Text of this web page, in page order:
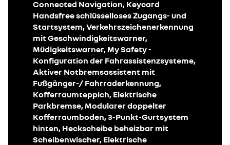
Connected Navigation, Keycard
Handsfree schlüsselloses Zugangs- und
Startsystem, Verkehrszeichenerkennung
mit Geschwindigkeitswarner,
Müdigkeitswarner, My Safety -
Konfiguration der Fahrassistenzsysteme,
Aktiver Notbremsassistent mit
Fußgänger-/ Fahrraderkennung,
Kofferraumteppich, Elektrische
Parkbremse, Modularer doppelter
Kofferraumboden, 3-Punkt-Gurtsystem
hinten, Heckscheibe beheizbar mit
Scheibenwischer, Elektrische